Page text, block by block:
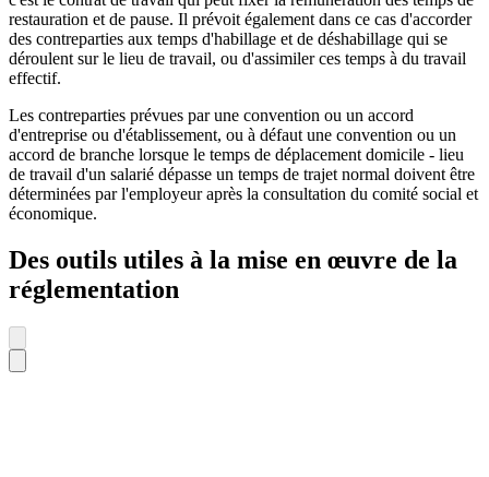
restauration et de pause. Il prévoit également dans ce cas d'accorder
des contreparties aux temps d'habillage et de déshabillage qui se
déroulent sur le lieu de travail, ou d'assimiler ces temps à du travail
effectif.
Les contreparties prévues par une convention ou un accord
d'entreprise ou d'établissement, ou à défaut une convention ou un
accord de branche lorsque le temps de déplacement domicile - lieu
de travail d'un salarié dépasse un temps de trajet normal doivent être
déterminées par l'employeur après la consultation du comité social et
économique.
Des outils utiles à la mise en œuvre de la
réglementation